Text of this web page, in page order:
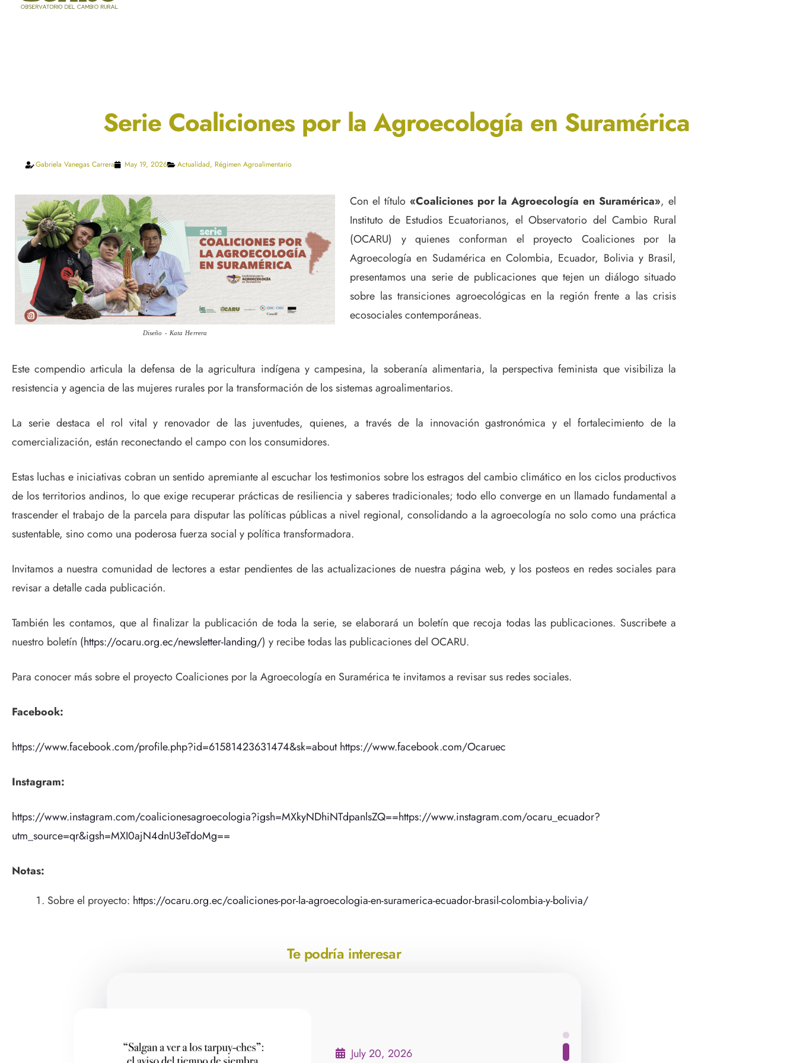
Serie Coaliciones por la Agroecología en Suramérica
Gabriela Vanegas Carrera May 19, 2026 Actualidad, Régimen Agroalimentario
Diseño - Kata Herrera
Con el título «Coaliciones por la Agroecología en Suramérica», el
Instituto de Estudios Ecuatorianos, el Observatorio del Cambio Rural
(OCARU) y quienes conforman el proyecto Coaliciones por la
Agroecología en Sudamérica en Colombia, Ecuador, Bolivia y Brasil,
presentamos una serie de publicaciones que tejen un diálogo situado
sobre las transiciones agroecológicas en la región frente a las crisis
ecosociales contemporáneas.
Este compendio articula la defensa de la agricultura indígena y campesina, la soberanía alimentaria, la perspectiva feminista que visibiliza la
resistencia y agencia de las mujeres rurales por la transformación de los sistemas agroalimentarios.
La serie destaca el rol vital y renovador de las juventudes, quienes, a través de la innovación gastronómica y el fortalecimiento de la
comercialización, están reconectando el campo con los consumidores.
Estas luchas e iniciativas cobran un sentido apremiante al escuchar los testimonios sobre los estragos del cambio climático en los ciclos productivos
de los territorios andinos, lo que exige recuperar prácticas de resiliencia y saberes tradicionales; todo ello converge en un llamado fundamental a
trascender el trabajo de la parcela para disputar las políticas públicas a nivel regional, consolidando a la agroecología no solo como una práctica
sustentable, sino como una poderosa fuerza social y política transformadora.
Invitamos a nuestra comunidad de lectores a estar pendientes de las actualizaciones de nuestra página web, y los posteos en redes sociales para
revisar a detalle cada publicación.
También les contamos, que al finalizar la publicación de toda la serie, se elaborará un boletín que recoja todas las publicaciones. Suscribete a
nuestro boletín (https://ocaru.org.ec/newsletter-landing/) y recibe todas las publicaciones del OCARU.
Para conocer más sobre el proyecto Coaliciones por la Agroecología en Suramérica te invitamos a revisar sus redes sociales.
Facebook:
https://www.facebook.com/profile.php?id=61581423631474&sk=about https://www.facebook.com/Ocaruec
Instagram:
https://www.instagram.com/coalicionesagroecologia?igsh=MXkyNDhiNTdpanlsZQ==https://www.instagram.com/ocaru_ecuador?
utm_source=qr&igsh=MXI0ajN4dnU3eTdoMg==
Notas:
Sobre el proyecto: https://ocaru.org.ec/coaliciones-por-la-agroecologia-en-suramerica-ecuador-brasil-colombia-y-bolivia/
Te podría interesar
July 20, 2026